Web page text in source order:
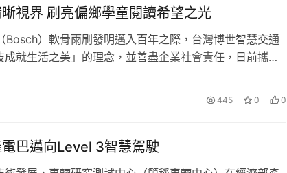
肯定，限時99.9萬元起輕鬆入主
近千名車主肯定，為感謝全台消費者的支持，Kia總代
減徵，99.9萬元起即可入主同級唯一百萬內的歐洲進口
駕。The Ceed Sportswagon歐洲進口油電跑旅，擁有
與RCCA後方交通防撞輔助等完整防護，若選配Luxe套
座加熱坐椅、方向盤加熱等豪華功能。The Ceed
視界 刷亮偏鄉學童閱讀希望之光
Bosch）軟骨雨刷發明邁入百年之際，台灣博世智慧交通
就生活之美」的理念，並善盡企業社會責任，日前攜手
作，號召共 25 名台灣博世員工與經銷商夥伴，前進雲林
445 0 0
巴邁向Level 3智慧駕駛